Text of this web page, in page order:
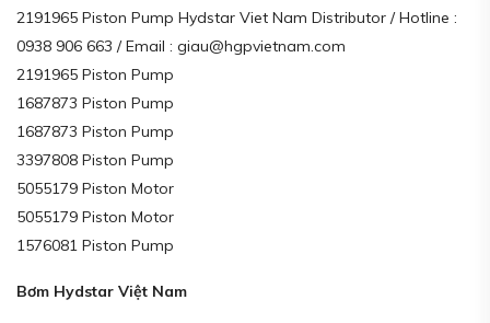
2191965 Piston Pump Hydstar Viet Nam Distributor / Hotline :
0938 906 663 / Email : giau@hgpvietnam.com
2191965 Piston Pump
1687873 Piston Pump
1687873 Piston Pump
3397808 Piston Pump
5055179 Piston Motor
5055179 Piston Motor
1576081 Piston Pump
Bơm Hydstar Việt Nam